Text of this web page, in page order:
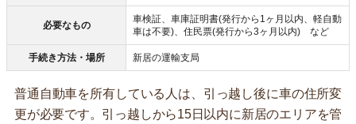
必要なもの
車検証、車庫証明書(発行から1ヶ月以内、軽自動
車は不要)、住民票(発行から3ヶ月以内) など
手続き方法・場所 新居の運輸支局
普通自動車を所有している人は、引っ越し後に車の住所変
更が必要です。引っ越しから15日以内に新居のエリアを管